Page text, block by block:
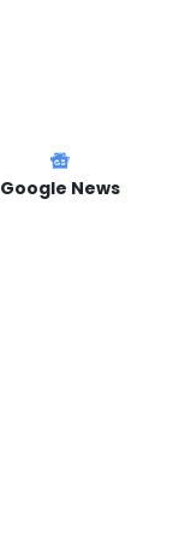
Google News